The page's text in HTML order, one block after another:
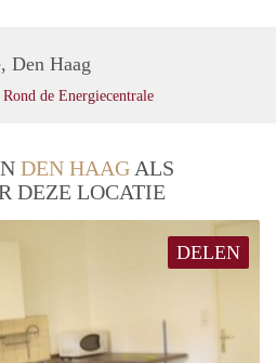
Den Haag
de Energiecentrale
DEN HAAGALS
DEZE LOCATIE
DELEN